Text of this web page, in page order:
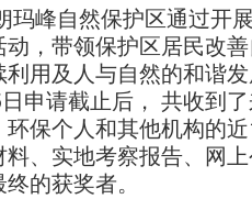
峰自然保护区通过开
，带领保护区居民改
用及人与自然的和谐
申请截止后， 共收到
保个人和其他机构的
、实地考察报告、网
的获奖者。